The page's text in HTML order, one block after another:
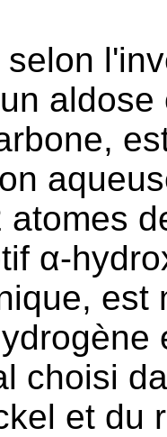
atomes
α-
est
choisi
et du